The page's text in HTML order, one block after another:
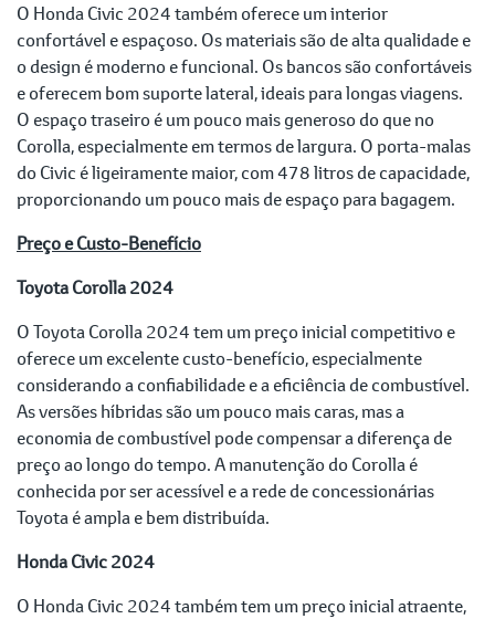
O Honda Civic 2024 também oferece um interior
confortável e espaçoso. Os materiais são de alta qualidade e
o design é moderno e funcional. Os bancos são confortáveis
e oferecem bom suporte lateral, ideais para longas viagens.
O espaço traseiro é um pouco mais generoso do que no
Corolla, especialmente em termos de largura. O porta-malas
do Civic é ligeiramente maior, com 478 litros de capacidade,
proporcionando um pouco mais de espaço para bagagem.
Preço e Custo-Benefício
Toyota Corolla 2024
O Toyota Corolla 2024 tem um preço inicial competitivo e
oferece um excelente custo-benefício, especialmente
considerando a confiabilidade e a eficiência de combustível.
As versões híbridas são um pouco mais caras, mas a
economia de combustível pode compensar a diferença de
preço ao longo do tempo. A manutenção do Corolla é
conhecida por ser acessível e a rede de concessionárias
Toyota é ampla e bem distribuída.
Honda Civic 2024
O Honda Civic 2024 também tem um preço inicial atraente,